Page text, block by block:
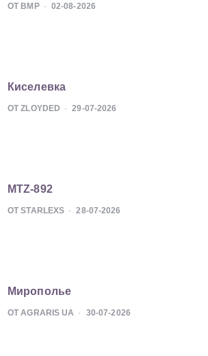
ОТ BMP 02-08-2026
Киселевка
ОТ ZLOYDED 29-07-2026
MTZ-892
ОТ STARLEXS 28-07-2026
Мирополье
ОТ AGRARIS UA 30-07-2026